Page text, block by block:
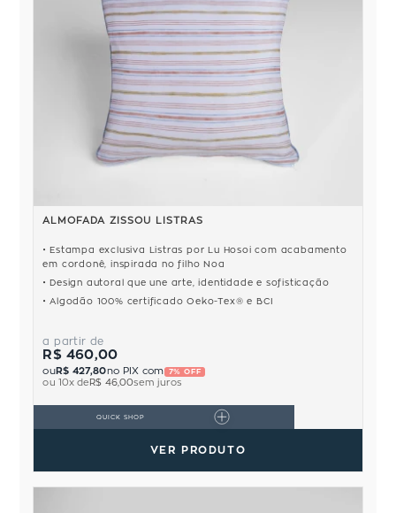
ALMOFADA ZISSOU LISTRAS
Estampa exclusiva Listras por Lu Hosoi com acabamento
em cordonê, inspirada no filho Noa
Design autoral que une arte, identidade e sofisticação
Algodão 100% certificado Oeko-Tex® e BCI
a partir de
R$ 460,00
ouR$ 427,80no PIX com 7% OFF
ou 10x de R$ 46,00sem juros
QUICK SHOP
VER PRODUTO